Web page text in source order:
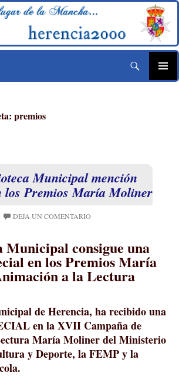
MENÚ
premios
Municipal mención
los Premios María Moliner
DEJA UN COMENTARIO
consigue una
en los Premios María
a la Lectura
de Herencia, ha recibido una
en la XVII Campaña de
María Moliner del Ministerio
y Deporte, la FEMP y la